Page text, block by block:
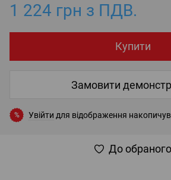
1 224 грн з ПДВ.
Купити
Замовити
% Увійти для відображення
До обраного